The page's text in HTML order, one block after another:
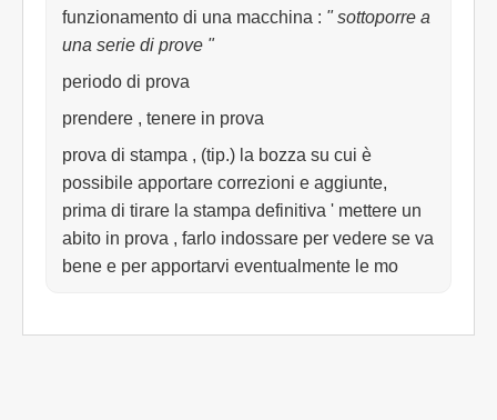
funzionamento di una macchina : " sottoporre a
una serie di prove "
periodo di prova
prendere , tenere in prova
prova di stampa , (tip.) la bozza su cui è
possibile apportare correzioni e aggiunte,
prima di tirare la stampa definitiva ' mettere un
abito in prova , farlo indossare per vedere se va
bene e per apportarvi eventualmente le mo